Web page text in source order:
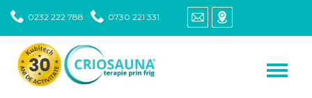
0232 222 788 0730 221 331